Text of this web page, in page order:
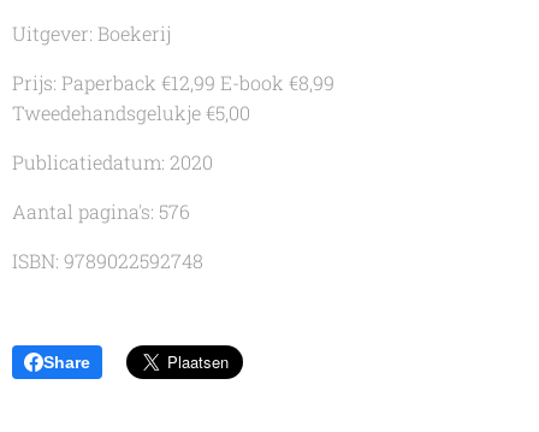
Uitgever: Boekerij
Prijs: Paperback €12,99 E-book €8,99
Tweedehandsgelukje €5,00
Publicatiedatum: 2020
Aantal pagina's: 576
ISBN: 9789022592748
Share